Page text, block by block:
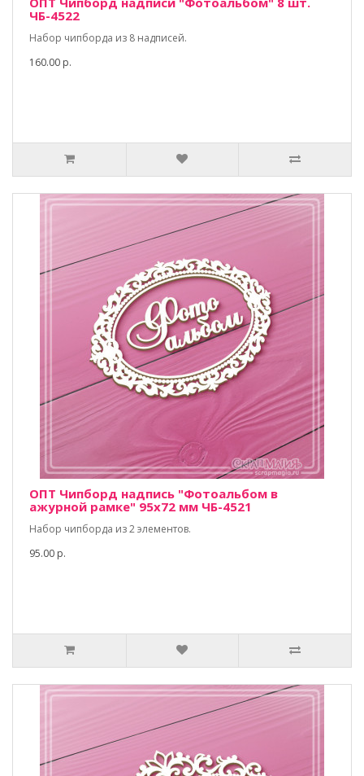
ЧБ-4522
Набор чипборда из 8 надписей.
160.00 р.
ОПТ Чипборд надпись "Фотоальбом в
ажурной рамке" 95х72 мм ЧБ-4521
Набор чипборда из 2 элементов.
95.00 р.